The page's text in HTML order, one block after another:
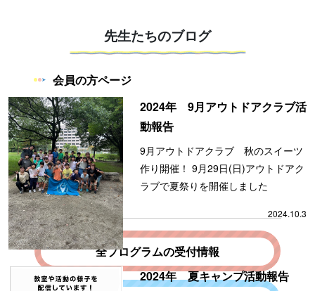
会員の方ページ
全プログラムの受付情報
先生たちのブログ
2024年 9月アウトドアクラブ活
動報告
9月アウトドアクラブ 秋のスイーツ
作り開催！ 9月29日(日)アウトドアク
ラブで夏祭りを開催しました
2024.10.3
2024年 夏キャンプ活動報告